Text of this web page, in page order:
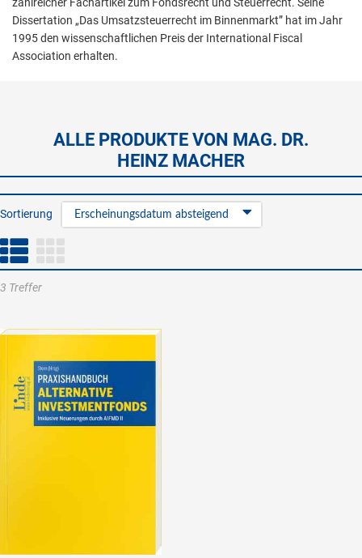
Dissertation „Das Umsatzsteuerrecht im Binnenmarkt” hat im Jahr
1995 den wissenschaftlichen Preis der International Fiscal
Association erhalten.
ALLE PRODUKTE VON MAG. DR.
HEINZ MACHER
Sortierung Erscheinungsdatum absteigend
3 Treffer